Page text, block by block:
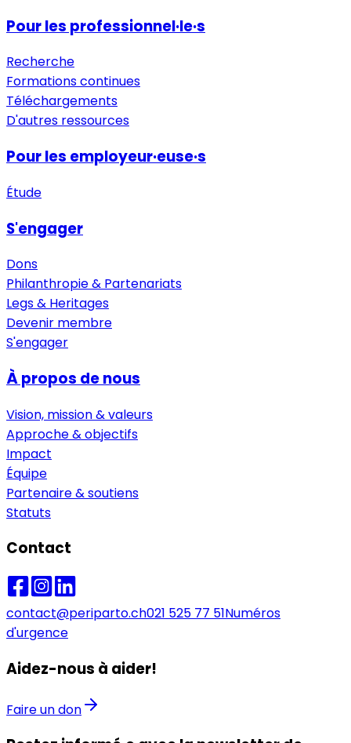
Pour les professionnel·le·s
Recherche
Formations continues
Téléchargements
D'autres ressources
Pour les employeur·euse·s
Étude
S'engager
Dons
Philanthropie & Partenariats
Legs & Heritages
Devenir membre
S'engager
À propos de nous
Vision, mission & valeurs
Approche & objectifs
Impact
Équipe
Partenaire & soutiens
Statuts
Contact
contact@periparto.ch021 525 77 51Numéros
d'urgence
Aidez-nous à aider!
Faire un don